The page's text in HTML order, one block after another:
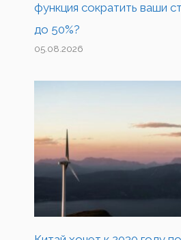
функция сократить ваши
до 50%?
05.08.2026